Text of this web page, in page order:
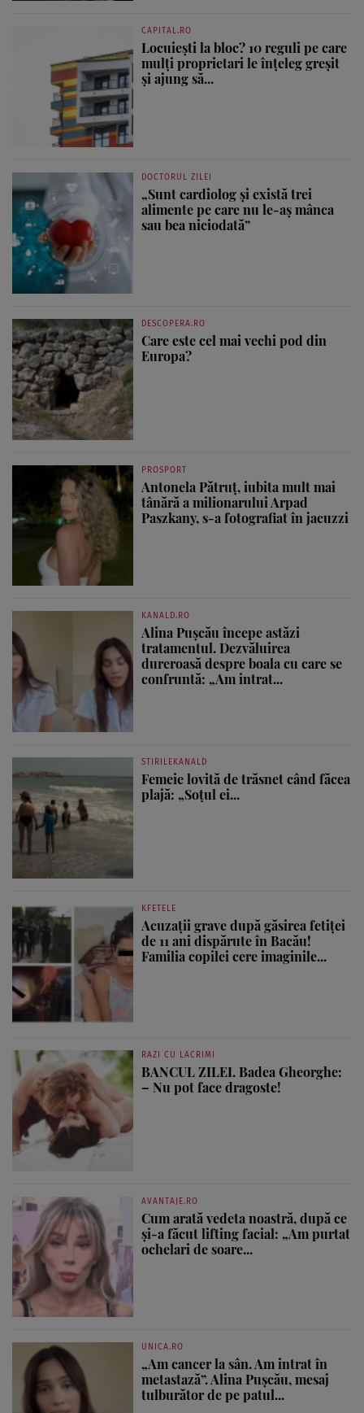
CAPITAL.RO
Locuiești la bloc? 10 reguli pe care
mulți proprietari le înțeleg greșit
și ajung să...
DOCTORUL ZILEI
„Sunt cardiolog și există trei
alimente pe care nu le-aș mânca
sau bea niciodată”
DESCOPERA.RO
Care este cel mai vechi pod din
Europa?
PROSPORT
Antonela Pătruț, iubita mult mai
tânără a milionarului Arpad
Paszkany, s-a fotografiat în jacuzzi
KANALD.RO
Alina Pușcău începe astăzi
tratamentul. Dezvăluirea
dureroasă despre boala cu care se
confruntă: „Am intrat...
STIRILEKANALD
Femeie lovită de trăsnet când făcea
plajă: „Soțul ei...
KFETELE
Acuzații grave după găsirea fetiței
de 11 ani dispărute în Bacău!
Familia copilei cere imaginile...
RAZI CU LACRIMI
BANCUL ZILEI. Badea Gheorghe:
– Nu pot face dragoste!
AVANTAJE.RO
Cum arată vedeta noastră, după ce
și-a făcut lifting facial: „Am purtat
ochelari de soare...
UNICA.RO
„Am cancer la sân. Am intrat în
metastază”. Alina Pușcău, mesaj
tulburător de pe patul...